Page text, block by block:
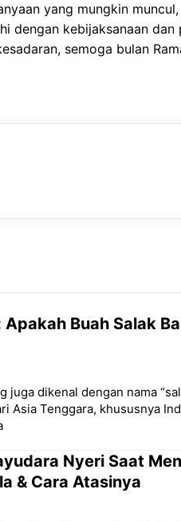
yang mungkin
dengan kebijaksanaan dan
semoga bulan
Apakah Buah Salak
juga dikenal dengan nama
Asia Tenggara, khususnya
Nyeri Saat
& Cara Atasinya